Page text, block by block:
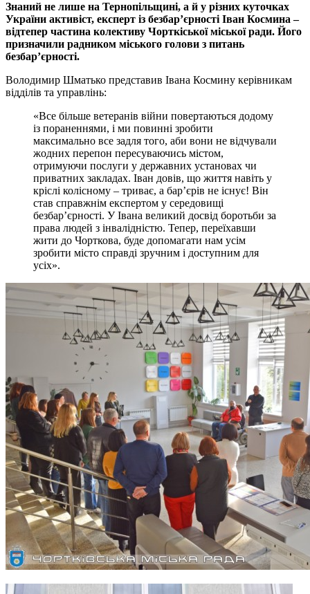
Знаний не лише на Тернопільщині, а й у різних куточках
України активіст, експерт із безбар’єрності Іван Космина –
відтепер частина колективу Чорткіської міської ради. Його
призначили радником міського голови з питань
безбар’єрності.
Володимир Шматько представив Івана Космину керівникам
відділів та управлінь:
«Все більше ветеранів війни повертаються додому
із пораненнями, і ми повинні зробити
максимально все задля того, аби вони не відчували
жодних перепон пересуваючись містом,
отримуючи послуги у державних установах чи
приватних закладах. Іван довів, що життя навіть у
кріслі колісному – триває, а бар’єрів не існує! Він
став справжнім експертом у середовищі
безбар’єрності. У Івана великий досвід боротьби за
права людей з інвалідністю. Тепер, переїхавши
жити до Чорткова, буде допомагати нам усім
зробити місто справді зручним і доступним для
усіх».